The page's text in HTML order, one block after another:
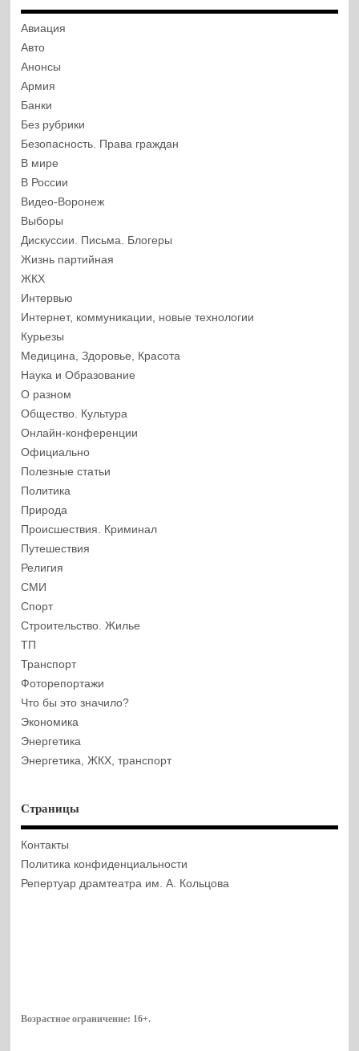
Авиация
Авто
Анонсы
Армия
Банки
Без рубрики
Безопасность. Права граждан
В мире
В России
Видео-Воронеж
Выборы
Дискуссии. Письма. Блогеры
Жизнь партийная
ЖКХ
Интервью
Интернет, коммуникации, новые технологии
Курьезы
Медицина, Здоровье, Красота
Наука и Образование
О разном
Общество. Культура
Онлайн-конференции
Официально
Полезные статьи
Политика
Природа
Происшествия. Криминал
Путешествия
Религия
СМИ
Спорт
Строительство. Жилье
ТП
Транспорт
Фоторепортажи
Что бы это значило?
Экономика
Энергетика
Энергетика, ЖКХ, транспорт
Страницы
Контакты
Политика конфиденциальности
Репертуар драмтеатра им. А. Кольцова
Возрастное ограничение: 16+.